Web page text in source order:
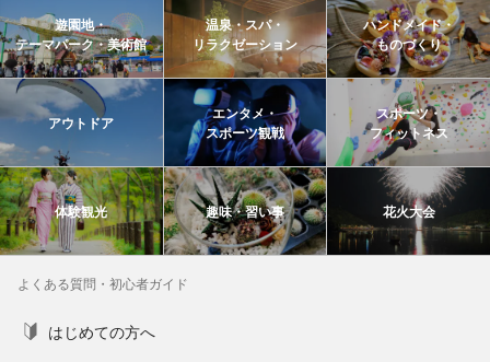
遊園地・
テーマパーク・美術館
温泉・スパ・
リラクゼーション
ハンドメイド・
ものづくり
アウトドア
エンタメ・
スポーツ観戦
スポーツ・
フィットネス
体験観光 趣味・習い事 花火大会
よくある質問・初心者ガイド
はじめての方へ